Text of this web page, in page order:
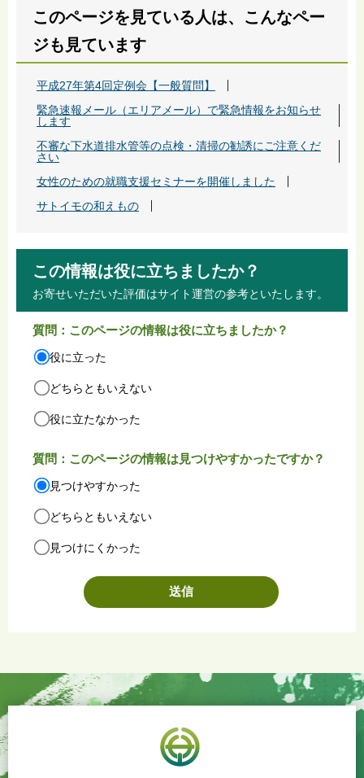
このページを見ている人は、こんなペー
ジも見ています
平成27年第4回定例会【一般質問】
緊急速報メール（エリアメール）で緊急情報をお知らせ
します
不審な下水道排水管等の点検・清掃の勧誘にご注意くだ
さい
女性のための就職支援セミナーを開催しました
サトイモの和えもの
この情報は役に立ちましたか？
お寄せいただいた評価はサイト運営の参考といたします。
質問：このページの情報は役に立ちましたか？
役に立った
どちらともいえない
役に立たなかった
質問：このページの情報は見つけやすかったですか？
見つけやすかった
どちらともいえない
見つけにくかった